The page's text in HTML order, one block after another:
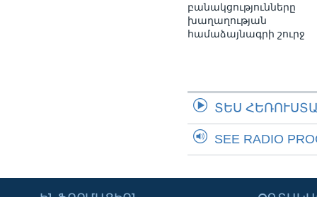
բանակցությունները
խաղաղության
համաձայնագրի շուրջ
ՏԵՍ
SEE RADIO